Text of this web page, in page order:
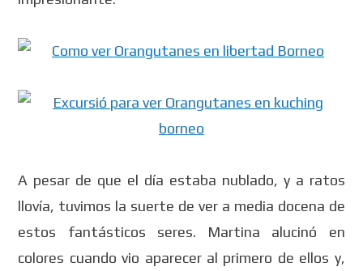
A pesar de que el día estaba nublado, y a ratos
llovía, tuvimos la suerte de ver a media docena de
estos fantásticos seres. Martina alucinó en
colores cuando vio aparecer al primero de ellos y,